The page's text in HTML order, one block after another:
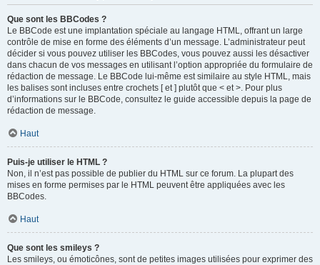
Que sont les BBCodes ?
Le BBCode est une implantation spéciale au langage HTML, offrant un large
contrôle de mise en forme des éléments d’un message. L’administrateur peut
décider si vous pouvez utiliser les BBCodes, vous pouvez aussi les désactiver
dans chacun de vos messages en utilisant l’option appropriée du formulaire de
rédaction de message. Le BBCode lui-même est similaire au style HTML, mais
les balises sont incluses entre crochets [ et ] plutôt que < et >. Pour plus
d’informations sur le BBCode, consultez le guide accessible depuis la page de
rédaction de message.
Haut
Puis-je utiliser le HTML ?
Non, il n’est pas possible de publier du HTML sur ce forum. La plupart des
mises en forme permises par le HTML peuvent être appliquées avec les
BBCodes.
Haut
Que sont les smileys ?
Les smileys, ou émoticônes, sont de petites images utilisées pour exprimer des